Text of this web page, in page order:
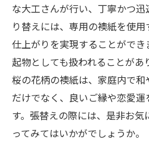
な大工さんが行い、丁寧かつ
り替えには、専用の襖紙を使
仕上がりを実現することがで
起物としても扱われることがあ
桜の花柄の襖紙は、家庭内で
だけでなく、良いご縁や恋愛
す。張替えの際には、是非お
ってみてはいかがでしょうか。